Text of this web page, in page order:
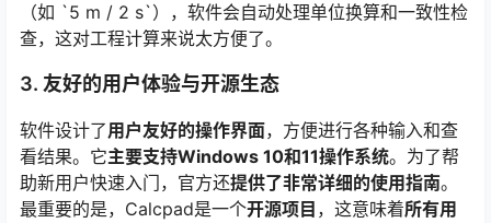
（如 `5 m / 2 s`），软件会自动处理单位换算和一致性检
查，这对工程计算来说太方便了。
3. 友好的用户体验与开源生态
软件设计了用户友好的操作界面，方便进行各种输入和查
看结果。它主要支持Windows 10和11操作系统。为了帮
助新用户快速入门，官方还提供了非常详细的使用指南。
最重要的是，Calcpad是一个开源项目 ，这意味着所有用